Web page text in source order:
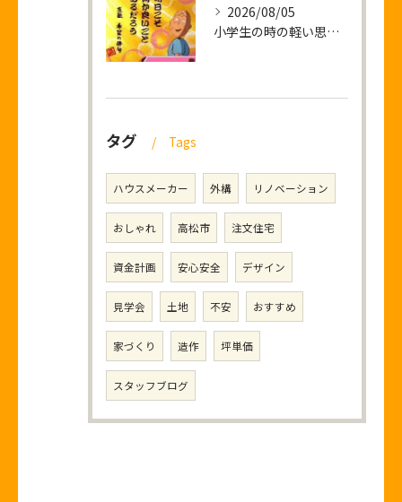
2026/08/05
小学生の時の軽い思い出話し
タグ Tags
ハウスメーカー 外構 リノベーション
おしゃれ 高松市 注文住宅
資金計画 安心安全 デザイン
見学会 土地 不安 おすすめ
家づくり 造作 坪単価
スタッフブログ